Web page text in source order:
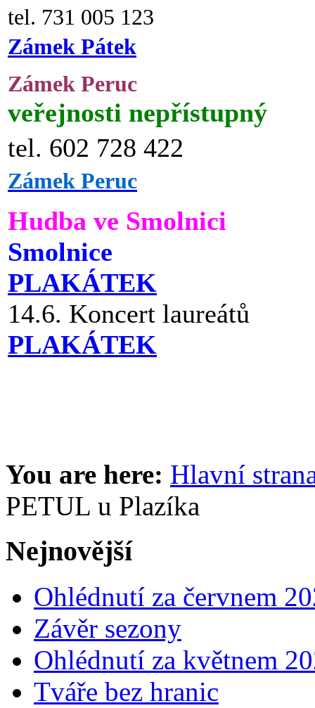
tel. 731 005 123
Zámek Pátek
Zámek Peruc
veřejnosti nepřístupný
tel. 602 728 422
Zámek Peruc
Hudba ve Smolnici
Smolnice
PLAKÁTEK
14.6. Koncert laureátů
PLAKÁTEK
You are here: Hlavní
PETUL u Plazíka
Nejnovější
Ohlédnutí za červnem
Závěr sezony
Ohlédnutí za květnem
Tváře bez hranic